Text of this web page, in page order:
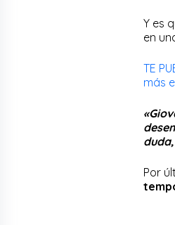
Y es
en
TE
más
Por